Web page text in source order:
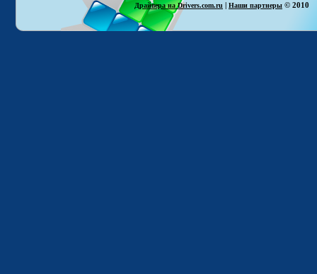
Драйвера на Drivers.com.ru | Наши партнеры © 2010